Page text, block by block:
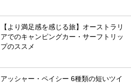
【より満足感を感じる旅】オーストラリ
アでのキャンピングカー・サーフトリッ
プのススメ
アッシャー・ペイシー 6種類の短いツイ